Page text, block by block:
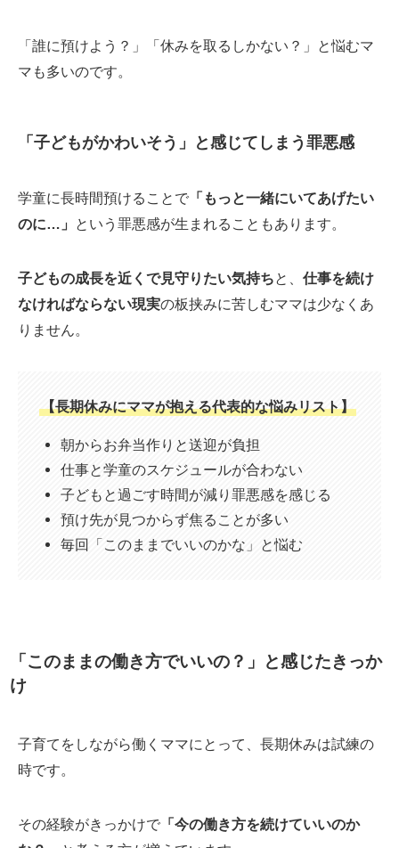
「誰に預けよう？」「休みを取るしかない？」と悩むマ
マも多いのです。
「子どもがかわいそう」と感じてしまう罪悪感
学童に長時間預けることで 「もっと一緒にいてあげたい
のに…」
という罪悪感が生まれることもあります。
子どもの成長を近くで見守りたい気持ちと、 仕事を続け
なければならない現実の板挟みに苦しむママは少なくあ
りません。
【長期休みにママが抱える代表的な悩みリスト】
朝からお弁当作りと送迎が負担
仕事と学童のスケジュールが合わない
子どもと過ごす時間が減り罪悪感を感じる
預け先が見つからず焦ることが多い
毎回「このままでいいのかな」と悩む
「このままの働き方でいいの？」と感じたきっか
け
子育てをしながら働くママにとって、長期休みは試練の
時です。
その経験がきっかけで 「今の働き方を続けていいのか